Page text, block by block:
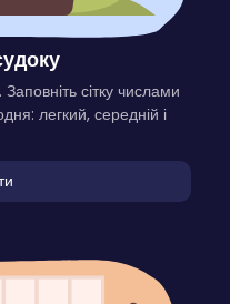
сітку числами
легкий, середній і